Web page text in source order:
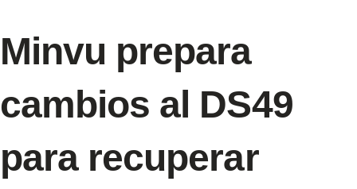
Minvu prepara
cambios al DS49
para recuperar